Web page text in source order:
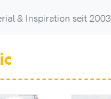
& Inspiration seit 2003